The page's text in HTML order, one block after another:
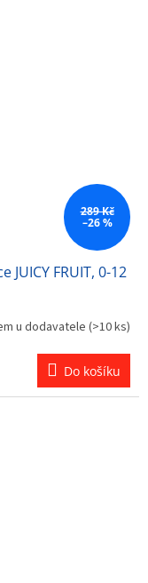
289 Kč
–26 %
FRUIT, 0-12
u dodavatele(>10 ks)
Do košíku